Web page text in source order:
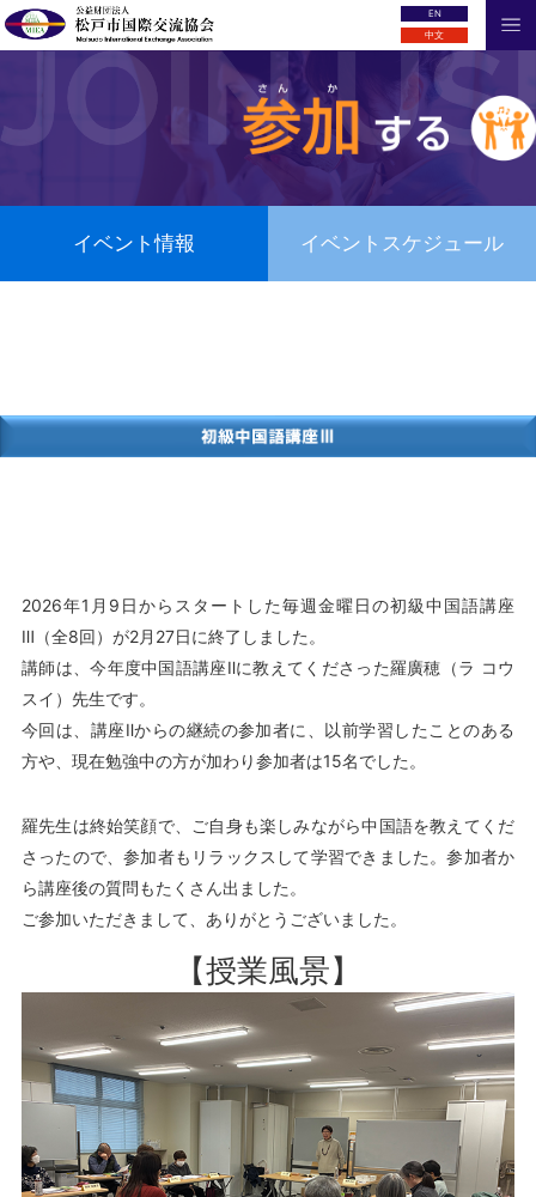
EN
中文
イベント情報 イベントスケジュール
2026年1月9日からスタートした毎週金曜日の初級中国語講座
Ⅲ（全8回）が2月27日に終了しました。
講師は、今年度中国語講座Ⅱに教えてくださった羅廣穂（ラ コウ
スイ）先生です。
今回は、講座Ⅱからの継続の参加者に、以前学習したことのある
方や、現在勉強中の方が加わり参加者は15名でした。
羅先生は終始笑顔で、ご自身も楽しみながら中国語を教えてくだ
さったので、参加者もリラックスして学習できました。参加者か
ら講座後の質問もたくさん出ました。
ご参加いただきまして、ありがとうございました。
【授業風景】